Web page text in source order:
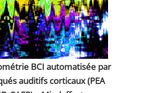
BCI automatisée par
auditifs corticaux (PEA